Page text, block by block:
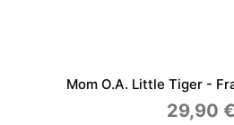
Mom O.a. Little Tiger -
29,90 €